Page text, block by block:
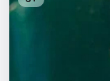
Выставки